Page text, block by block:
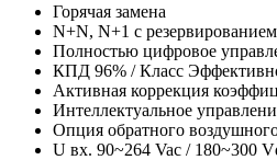
Горячая замена
N+N, N+1 с резервированием
Полностью цифровое
КПД 96% / Класс
Активная коррекция
Интеллектуальное
Опция обратного
U вх. 90~264 Vac / 180~300